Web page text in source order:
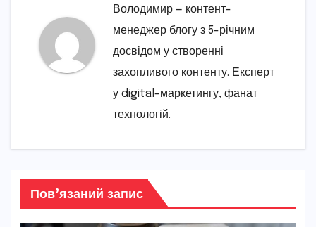
Володимир — контент-
менеджер блогу з 5-річним
досвідом у створенні
захопливого контенту. Експерт
у digital-маркетингу, фанат
технологій.
Пов’язаний запис